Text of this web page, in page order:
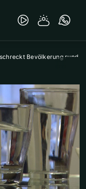
Bevölkerung rund